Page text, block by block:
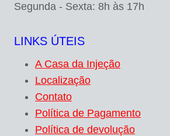
Segunda - Sexta: 8h às 17h
LINKS ÚTEIS
A Casa da Injeção
Localização
Contato
Política de Pagamento
Política de devolução